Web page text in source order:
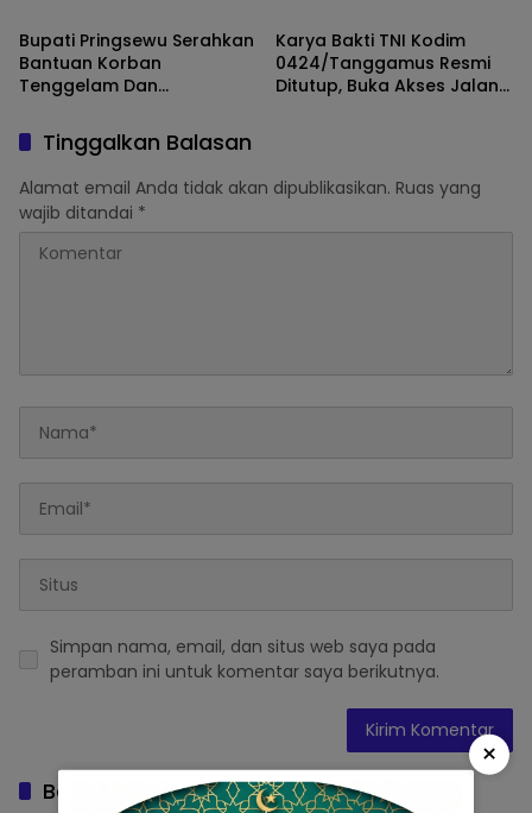
Bupati Pringsewu Serahkan
Bantuan Korban
Tenggelam Dan
Dan Pagelaran Utara
Karya Bakti TNI Kodim
0424/Tanggamus Resmi
Ditutup, Buka Akses Jalan
Tinggalkan Balasan
Alamat email Anda tidak akan dipublikasikan. Ruas yang
wajib ditandai *
Simpan nama, email, dan situs web saya pada
peramban ini untuk komentar saya berikutnya.
Baca Juga
×